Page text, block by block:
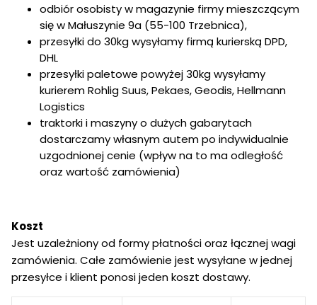
odbiór osobisty w magazynie firmy mieszczącym
się w Małuszynie 9a (55-100 Trzebnica),
przesyłki do 30kg wysyłamy firmą kurierską DPD,
DHL
przesyłki paletowe powyżej 30kg wysyłamy
kurierem Rohlig Suus, Pekaes, Geodis, Hellmann
Logistics
traktorki i maszyny o dużych gabarytach
dostarczamy własnym autem po indywidualnie
uzgodnionej cenie (wpływ na to ma odległość
oraz wartość zamówienia)
Koszt
Jest uzależniony od formy płatności oraz łącznej wagi
zamówienia. Całe zamówienie jest wysyłane w jednej
przesyłce i klient ponosi jeden koszt dostawy.